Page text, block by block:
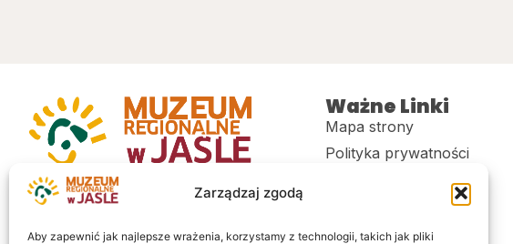
Zarządzaj zgodą
Aby zapewnić jak najlepsze wrażenia, korzystamy z technologii, takich jak pliki
Muzeum regionalne w Jaśle im. dr.
Stanisława Kadyiego
Ważne Linki
Mapa strony
Polityka prywatności
Deklaracja dostępności
Sklep